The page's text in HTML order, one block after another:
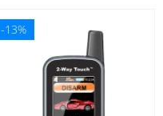
-13%